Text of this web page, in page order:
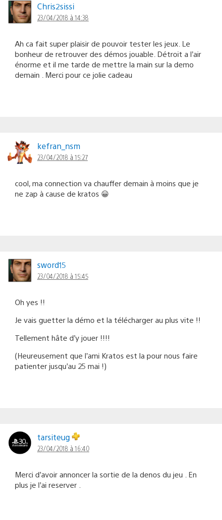
Chris2sissi
23/04/2018 à 14:38
Ah ca fait super plaisir de pouvoir tester les jeux. Le
bonheur de retrouver des démos jouable. Détroit a l’air
énorme et il me tarde de mettre la main sur la demo
demain . Merci pour ce jolie cadeau
kefran_nsm
23/04/2018 à 15:27
cool, ma connection va chauffer demain à moins que je
ne zap à cause de kratos 😀
sword15
23/04/2018 à 15:45
Oh yes !!
Je vais guetter la démo et la télécharger au plus vite !!
Tellement hâte d’y jouer !!!!
(Heureusement que l’ami Kratos est la pour nous faire
patienter jusqu’au 25 mai !)
tarsiteug
23/04/2018 à 16:40
Merci d’avoir annoncer la sortie de la denos du jeu . En
plus je l’ai reserver .